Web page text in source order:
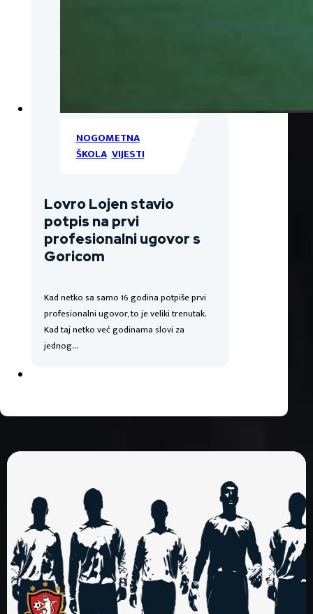
NOGOMETNA
ŠKOLA,VIJESTI
Lovro Lojen stavio
potpis na prvi
profesionalni ugovor s
Goricom
Kad netko sa samo 16 godina potpiše prvi
profesionalni ugovor, to je veliki trenutak.
Kad taj netko već godinama slovi za
jednog…